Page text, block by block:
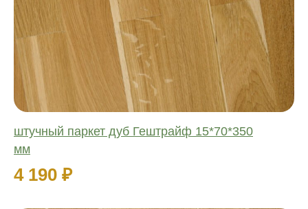
штучный паркет дуб Гештрайф 15*70*350
мм
4 190 ₽
Обработка:
Длина:
Ширина:
Толщина: